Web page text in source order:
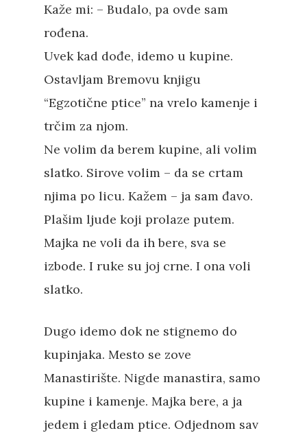
Kaže mi: – Budalo, pa ovde sam
rođena.
Uvek kad dođe, idemo u kupine.
Ostavljam Bremovu knjigu
“Egzotične ptice” na vrelo kamenje i
trčim za njom.
Ne volim da berem kupine, ali volim
slatko. Sirove volim – da se crtam
njima po licu. Kažem – ja sam đavo.
Plašim ljude koji prolaze putem.
Majka ne voli da ih bere, sva se
izbode. I ruke su joj crne. I ona voli
slatko.
Dugo idemo dok ne stignemo do
kupinjaka. Mesto se zove
Manastirište. Nigde manastira, samo
kupine i kamenje. Majka bere, a ja
jedem i gledam ptice. Odjednom sav